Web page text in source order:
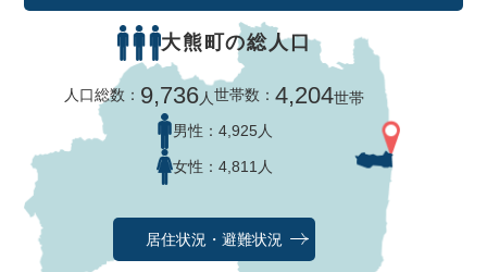
大熊町の総人口
人口総数： 9,736人世帯数：4,204世帯
男性： 4,925人
女性： 4,811人
居住状況・避難状況